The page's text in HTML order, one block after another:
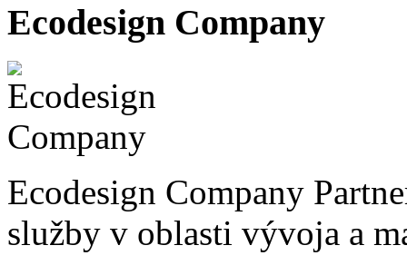
Ecodesign Company
Ecodesign Company
služby v oblasti vývoja a